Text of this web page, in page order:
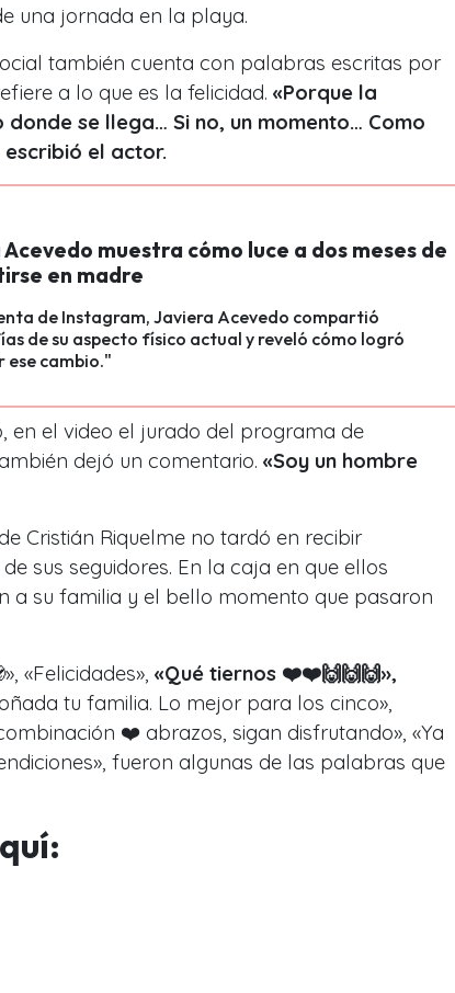
una jornada en la playa.
también cuenta con palabras escritas por
a lo que es la felicidad. «Porque la
se llega… Si no, un momento… Como
el actor.
muestra cómo luce a dos meses de
en madre
de Instagram, Javiera Acevedo compartió
de su aspecto físico actual y reveló cómo logró
ese cambio."
en el video el jurado del programa de
dejó un comentario. «Soy un hombre
Cristián Riquelme no tardó en recibir
sus seguidores. En la caja en que ellos
a su familia y el bello momento que pasaron
«Felicidades», «Qué tiernos ❤️❤️🙌🙌🙌»,
tu familia. Lo mejor para los cinco»,
❤️ abrazos, sigan disfrutando», «Ya
fueron algunas de las palabras que